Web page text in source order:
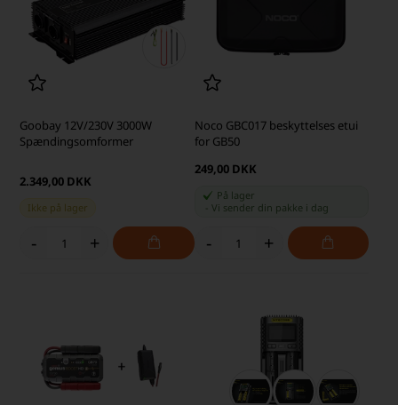
Goobay 12V/230V 3000W
Spændingsomformer
2.349,00 DKK
Ikke på lager
- +
Noco GBC017 beskyttelses etui
for GB50
249,00 DKK
På lager
Vi sender din pakke i dag
- +